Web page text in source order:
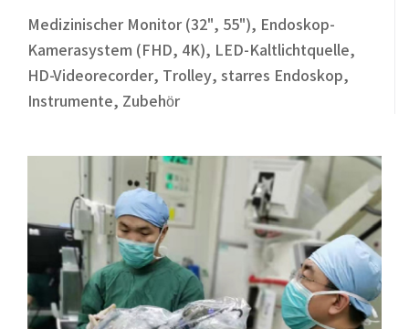
Medizinischer Monitor (32", 55"), Endoskop-
Kamerasystem (FHD, 4K), LED-Kaltlichtquelle,
HD-Videorecorder, Trolley, starres Endoskop,
Instrumente, Zubehör